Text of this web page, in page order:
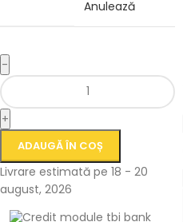
Anulează
-
+
ADAUGĂ ÎN COȘ
Livrare estimată pe 18 - 20
august, 2026